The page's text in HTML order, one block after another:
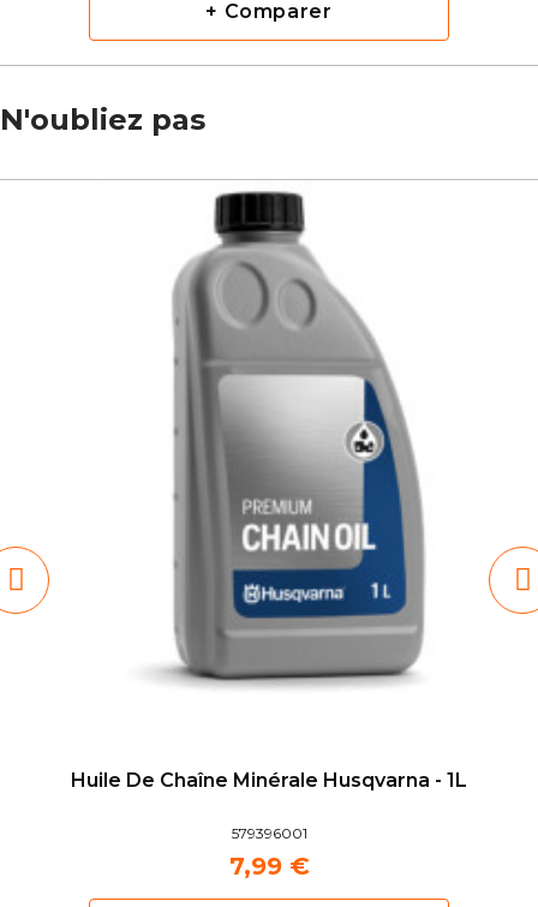
+ Comparer
N'oubliez pas
Huile De Chaîne Minérale Husqvarna - 1L
579396001
7,99 €